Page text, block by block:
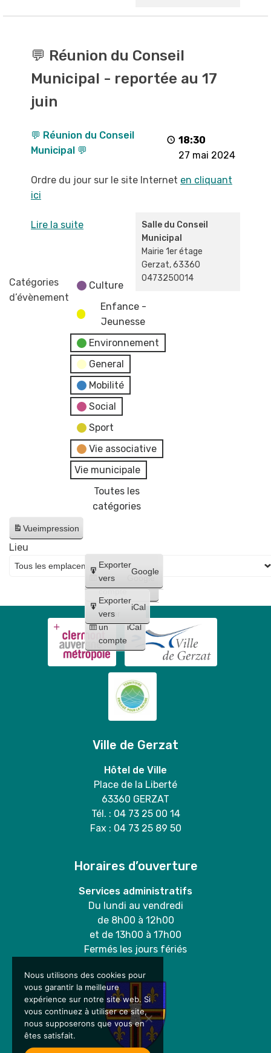
Réunion
Conseil
Municipal
💬 Réunion du Conseil
Municipal - reportée au 17
juin
18:30
27 mai 2024
💬 Réunion du Conseil
Municipal 💬
Ordre du jour sur le site Internet en cliquant
ici
Salle du Conseil
Municipal
Mairie 1er étage
Gerzat,63360
0473250014
Lire la suite
Catégories
d’évènement
Culture
Enfance -
Jeunesse
Environnement
General
Mobilité
Social
Sport
Vie associative
Vie municipale
Toutes les
catégories
Vueimpression
Créer
un
compte
Google
Créer
un
compte
iCal
Exporter
vers
Google
Exporter
vers
iCal
Lieu
Ville de Gerzat
Hôtel de Ville
Place de la Liberté
63360 GERZAT
Tél. : 04 73 25 00 14
Fax : 04 73 25 89 50
Horaires d’ouverture
Services administratifs
Du lundi au vendredi
de 8h00 à 12h00
et de 13h00 à 17h00
Fermés les jours fériés
Nous utilisons des cookies pour
vous garantir la meilleure
expérience sur notre site web. Si
vous continuez à utiliser ce site,
nous supposerons que vous en
êtes satisfait.